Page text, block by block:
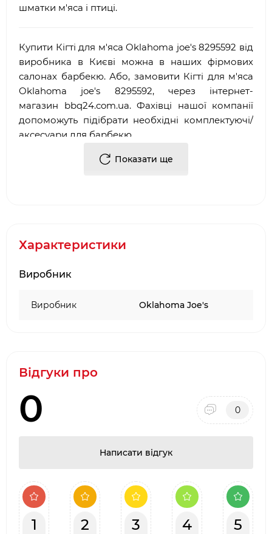
шматки м'яса і птиці.
Купити Кігті для м'яса Oklahoma joe's 8295592 від
виробника в Києві можна в наших фірмових
салонах барбекю. Або, замовити Кігті для м'яса
Oklahoma joe's 8295592, через інтернет-
магазин bbq24.com.ua. Фахівці нашої компанії
допоможуть підібрати необхідні комплектуючі/
аксесуари для барбекю.
Достоїнствами і перевагами нашої компанії, є:
·
Два фірмових салони барбекю в місті Києві:
ТЦ Аракс, ТЦ 4
Києві
Показати ще
Характеристики
Виробник
Виробник Oklahoma Joe's
Відгуки про
0 0
Написати відгук
1 2 3 4 5